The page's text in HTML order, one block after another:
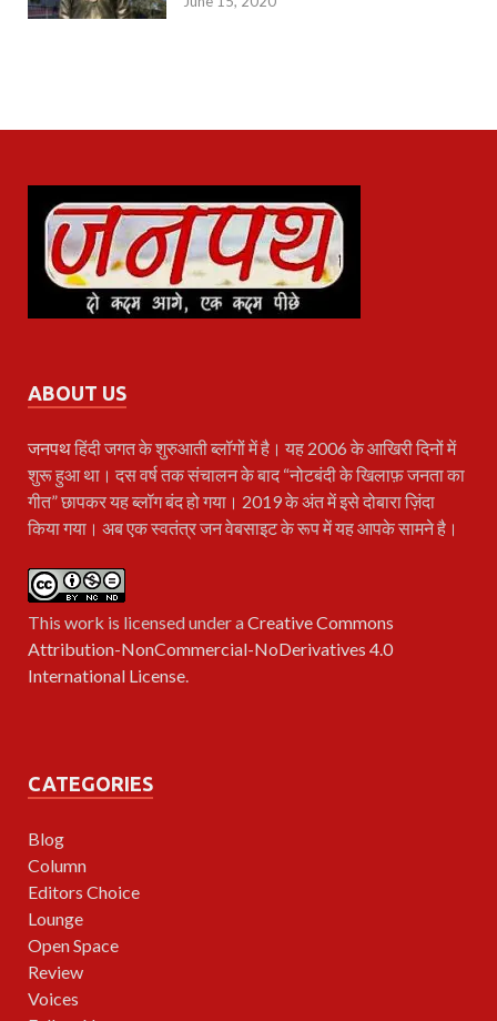
ABOUT US
जनपथहिंदी जगत के शुरुआती ब्लॉगों में है। यह 2006 के आखिरी दिनों में
शुरू हुआ था। दस वर्ष तक संचालन के बाद “नोटबंदी के खिलाफ़ जनता का
गीत” छापकर यह ब्लॉग बंद हो गया। 2019 के अंत में इसे दोबारा ज़िंदा
किया गया। अब एक स्वतंत्र जन वेबसाइट के रूप में यह आपके सामने है।
This work is licensed under aCreative Commons
Attribution-NonCommercial-NoDerivatives 4.0
International License.
CATEGORIES
Blog
Column
Editors Choice
Lounge
Open Space
Review
Voices